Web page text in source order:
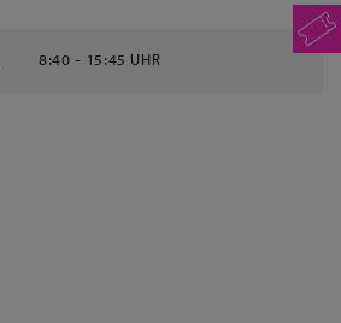
8:40 - 15:45 UHR